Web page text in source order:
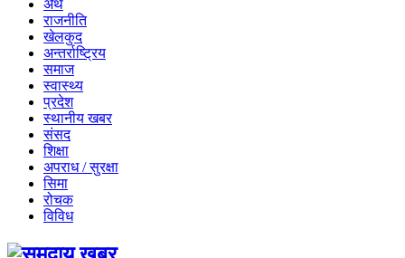
अर्थ
राजनीति
खेलकुद
अन्तर्राष्ट्रिय
समाज
स्वास्थ्य
प्रदेश
स्थानीय खबर
संसद
शिक्षा
अपराध / सुरक्षा
सिमा
रोचक
विविध